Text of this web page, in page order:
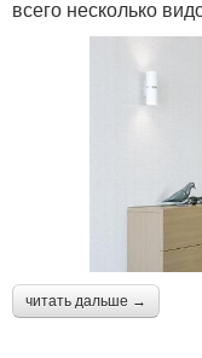
всего несколько
читать дальше →